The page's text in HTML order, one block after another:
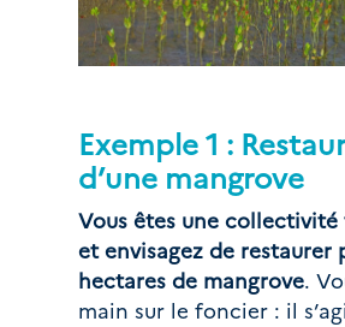
Exemple 1 :
d’une mangrove
Vous êtes une
et envisagez de restaurer
hectares de mangrove.
main sur le foncier : il